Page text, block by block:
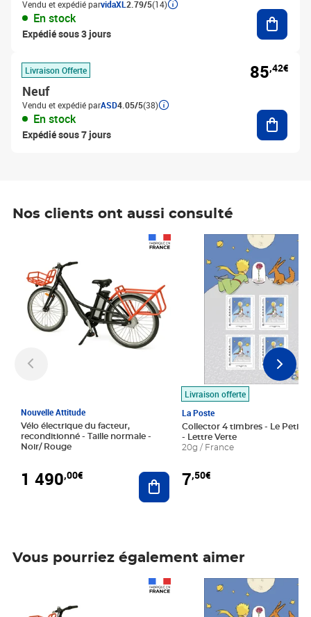
Vendu et expédié parvidaXL 2.79/5(14)
En stock
Expédié sous 3 jours
Livraison Offerte
Neuf
Vendu et expédié parASD4.05/5(38)
En stock
Expédié sous 7 jours
85,42€
Nos clients ont aussi consulté
Nouvelle Attitude
Vélo électrique du facteur,
reconditionné - Taille normale -
Noir/ Rouge
1 490,00€ Ajouter au panier
Livraison offerte
La Poste
Collector 4 timbres - Le Petit
- Lettre Verte
20g / France
7,50€
Prix 7,50€
Vous pourriez également aimer
Prix 7,50€